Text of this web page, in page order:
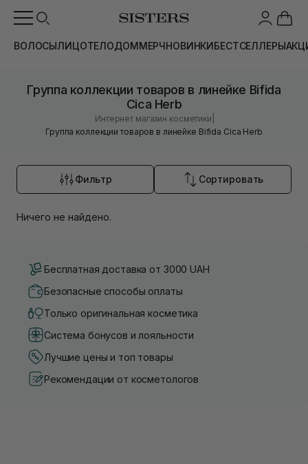
ВОЛОСЫЛИЦОТЕЛОДОММЕРЧНОВИНКИБЕСТСЕЛЛЕРЫ
Группа коллекции товаров в линейке Bifida
Cica Herb
Интернет магазин косметики
Группа коллекции товаров в линейке Bifida Cica Herb
Фильтр Сортировать
Ничего не найдено.
Бесплатная доставка от 3000 UAH
Безопасные способы оплаты
Только оригинальная косметика
Система бонусов и лояльности
Лучшие цены и топ товары
Рекомендации от косметологов